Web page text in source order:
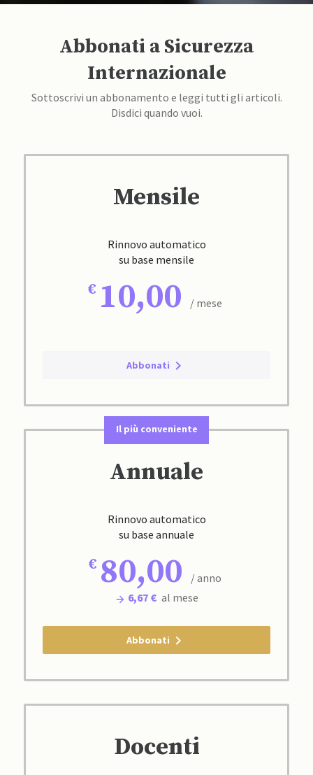
Abbonati a Sicurezza
Internazionale
Sottoscrivi un abbonamento e leggi tutti gli articoli.
Disdici quando vuoi.
Mensile
Rinnovo automatico
su base mensile
10,00 / mese
Abbonati
Il più conveniente
Annuale
Rinnovo automatico
su base annuale
80,00
/ anno
6,67 € al mese
Abbonati
Docenti